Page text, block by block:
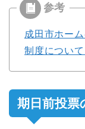
成田市ホー
制度について
期日前投